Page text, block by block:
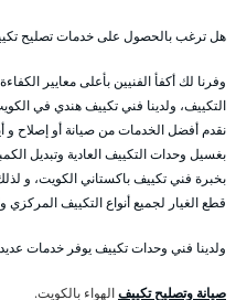
هل ترغب بالحصول على خدمات تصليح
وفرنا لك أكفأ الفنيين بأعلى معايير
التكييف، ولدينا فني تكييف هندي في
نقدم أفضل الخدمات من صيانة أو إصلاح و
بغسيل وحدات التكييف العادية وتبديل
قطع الغيار لجميع أنواع التكييف المركزي
ولدينا فني وحدات تكييف يوفر خدمات
صيانة وتصليح تكييفالهواء بالكويت.